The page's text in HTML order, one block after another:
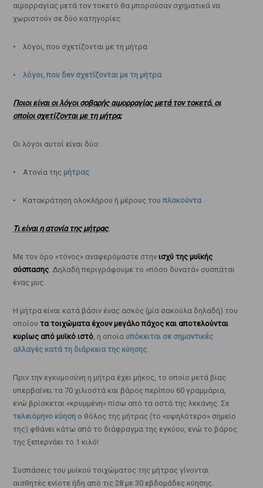
αιμορραγίας μετά τον τοκετό θα μπορούσαν σχηματικά να
χωριστούν σε δύο κατηγορίες:
• λόγοι, που σχετίζονται με τη μήτρα
• λόγοι, που δεν σχετίζονται με τη μήτρα
Ποιοι είναι οι λόγοι σοβαρής αιμορραγίας μετά τον τοκετό, οι
οποίοι σχετίζονται με τη μήτρα;
Οι λόγοι αυτοί είναι δύο:
• Ατονία της μήτρας
• Κατακράτηση ολοκλήρου ή μέρους του πλακούντα
Τι είναι η ατονία της μήτρας;
Με τον όρο «τόνος» αναφερόμαστε στην ισχύ της μυϊκής
σύσπασης. Δηλαδή περιγράφουμε το «πόσο δυνατά» συσπάται
ένας μυς.
Η μήτρα είναι κατά βάσιν ένας ασκός (μία σακούλα δηλαδή) του
οποίου τα τοιχώματα έχουν μεγάλο πάχος και αποτελούνται
κυρίως από μυϊκό ιστό, η οποία υπόκειται σε σημαντικές
αλλαγές κατά τη διάρκεια της κύησης.
Πριν την εγκυμοσύνη η μήτρα έχει μήκος, το οποίο μετά βίας
υπερβαίνει τα 70 χιλιοστά και βάρος περίπου 60 γραμμάρια,
ενώ βρίσκεται «κρυμμένη» πίσω από τα οστά της λεκάνης. Σε
τελειόμηνο κύησηο θόλος της μήτρας (το «υψηλότερο» σημείο
της) φθάνει κάτω από το διάφραγμα της εγκύου, ενώ το βάρος
της ξεπερνάει το 1 κιλό!
Συσπάσεις του μυϊκού τοιχώματος της μήτρας γίνονται
αισθητές ενίοτε ήδη από τις 28 με 30 εβδομάδες κύησης.